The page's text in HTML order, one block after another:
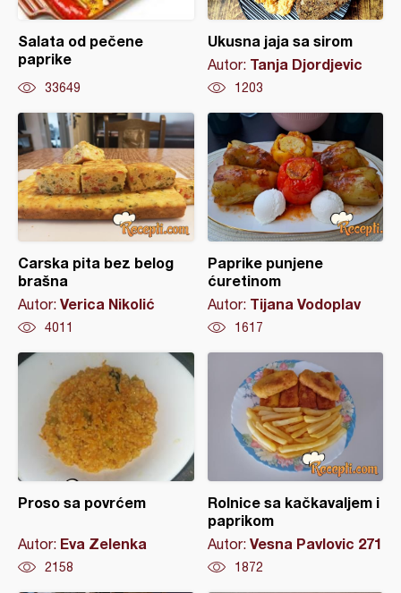
Salata od pečene
paprike
33649
Ukusna jaja sa sirom
Autor: Tanja Djordjevic
1203
Carska pita bez belog
brašna
Autor: Verica Nikolić
4011
Paprike punjene
ćuretinom
Autor: Tijana Vodoplav
1617
Proso sa povrćem
Autor: Eva Zelenka
2158
Rolnice sa kačkavaljem i
paprikom
Autor: Vesna Pavlovic 271
1872